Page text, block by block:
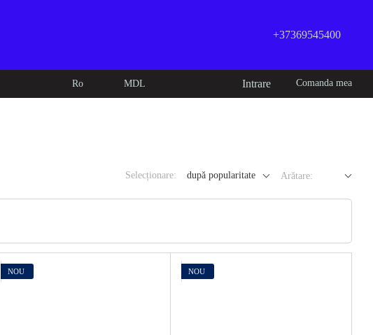
+37369545400
Ro MDL Intrare Comanda mea
Selecționare: după popularitate Arătare:
NOU NOU